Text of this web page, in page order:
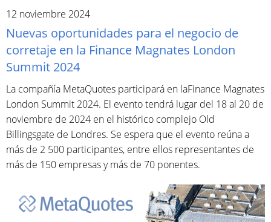
12 noviembre 2024
Nuevas oportunidades para el negocio de
corretaje en la Finance Magnates London
Summit 2024
La compañía MetaQuotes participará en laFinance Magnates
London Summit 2024. El evento tendrá lugar del 18 al 20 de
noviembre de 2024 en el histórico complejo Old
Billingsgate de Londres. Se espera que el evento reúna a
más de 2 500 participantes, entre ellos representantes de
más de 150 empresas y más de 70 ponentes.